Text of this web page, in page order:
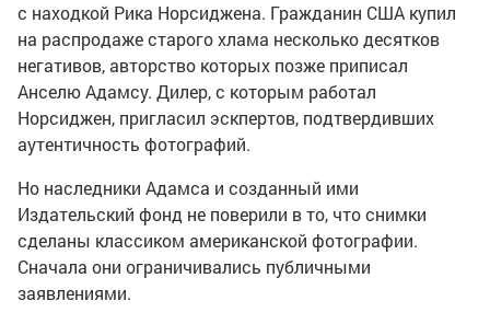
с находкой Рика Норсиджена. Гражданин США купил
на распродаже старого хлама несколько десятков
негативов, авторство которых позже приписал
Анселю Адамсу. Дилер, с которым работал
Норсиджен, пригласил эскпертов, подтвердивших
аутентичность фотографий.
Но наследники Адамса и созданный ими
Издательский фонд не поверили в то, что снимки
сделаны классиком американской фотографии.
Сначала они ограничивались публичными
заявлениями.